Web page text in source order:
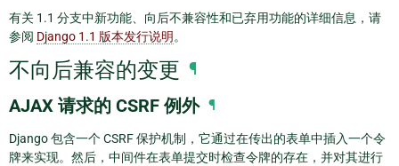
有关 1.1 分支中新功能、向后不兼容性和已弃用功能的详细信息，请
参阅 Django 1.1 版本发行说明。
不向后兼容的变更 ¶
AJAX 请求的 CSRF 例外 ¶
Django 包含一个 CSRF 保护机制，它通过在传出的表单中插入一个令
牌来实现。然后，中间件在表单提交时检查令牌的存在，并对其进行